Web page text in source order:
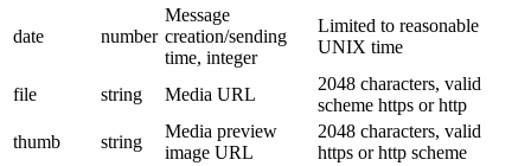
date number
Message
creation/sending
time, integer
Limited to reasonable
UNIX time
file string Media URL
2048 characters, valid
scheme https or http
thumb
string
Media preview
image URL
2048 characters, valid
https or http scheme